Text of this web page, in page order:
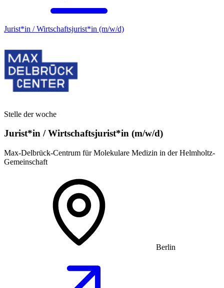
Jurist*in / Wirtschafts­jurist*in (m/w/d)
Stelle der woche
Jurist*in / Wirtschafts­jurist*in (m/w/d)
Max-Delbrück-Centrum für Molekulare Medizin in der Helmholtz-
Gemeinschaft
Berlin